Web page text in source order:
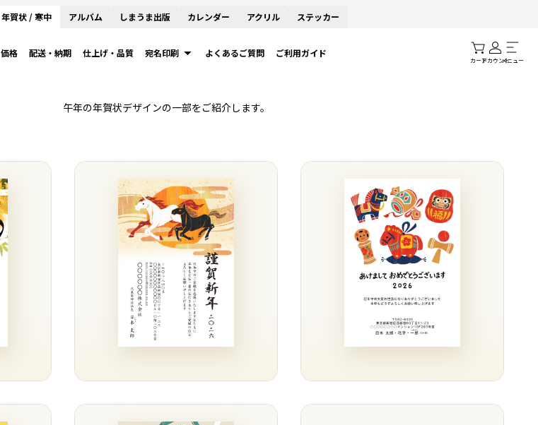
年賀状 / 寒中 アルバム しまうま出版 カレンダー アクリル ステッカー
価格 配送・納期 仕上げ・品質 宛名印刷 よくあるご質問 ご利用ガイド
カートアカウントメニュー
午年の年賀状デザインの一部をご紹介します。